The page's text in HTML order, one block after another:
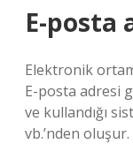
E-posta
Elektronik
E-posta adresi
ve kullandığı
vb.’nden